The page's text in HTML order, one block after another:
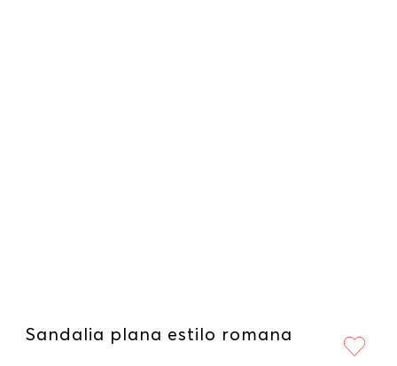
Sandalia plana estilo romana